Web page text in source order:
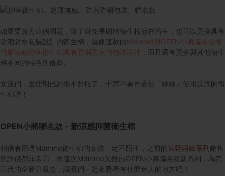
如果要改善這個問題，除了避免長期將衛生棉放在浴室，也可以更換具有
防潮防水包裝設計的衛生棉，就像這款由 Mdmmd與OPEN小將聯名發售
的新涼感抑菌衛生棉 具有防潮防水的包裝設計
，而且還有更多與其他衛生
棉不同的特色與優勢。
女孩們，生理期已經很不舒服了，千萬不要再委屈「妹妹」使用受潮的衛
生棉喔！
OPEN小將聯名款 - 新涼感抑菌衛生棉
相信有用過Mdmmd衛生棉的女孩一定不陌生，之前的宮廷語錄系列銷售
與評價都非常高，而這次Mdmmd又推出OPEN小將聯名款新系列，為第
三代的全新升級款，讓我們一起來看看有什麼迷人的地方吧！